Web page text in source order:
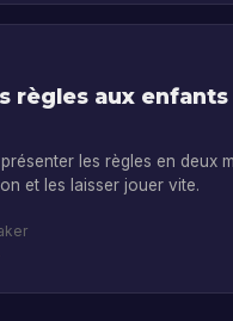
règles aux enfants
les règles en deux
et les laisser jouer vite.